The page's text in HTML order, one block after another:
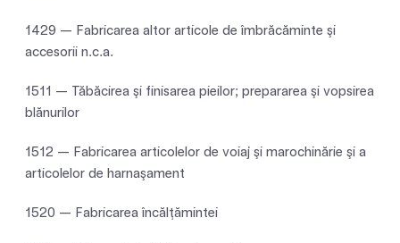
1429 — Fabricarea altor articole de îmbrăcăminte şi
accesorii n.c.a.
1511 — Tăbăcirea şi finisarea pieilor; prepararea şi vopsirea
blănurilor
1512 — Fabricarea articolelor de voiaj şi marochinărie şi a
articolelor de harnaşament
1520 — Fabricarea încălţămintei